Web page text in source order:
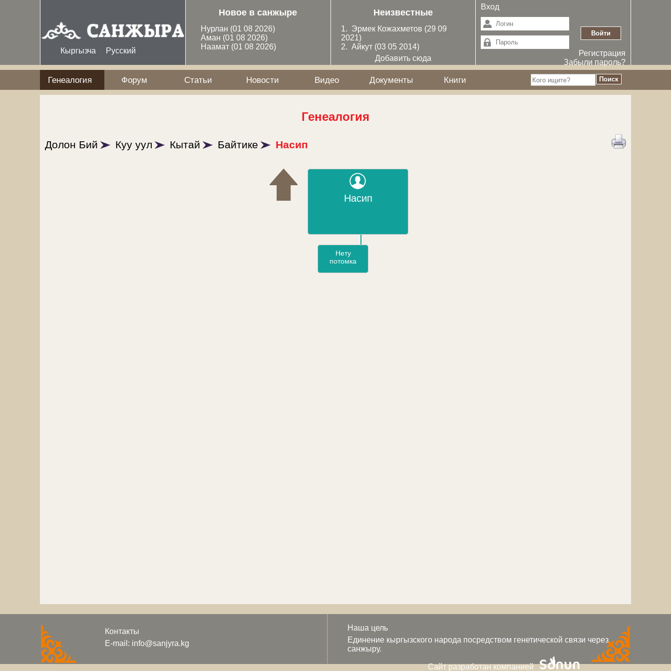
Кыргызча Русский
Новое в санжыре
Нурлан (01 08 2026)
Аман (01 08 2026)
Наамат (01 08 2026)
Неизвестные
1. Эрмек Кожахметов (29 09
2021)
2. Айкут (03 05 2014)
Добавить сюда
Вход
Регистрация
Забыли пароль?
Генеалогия Форум Статьи Новости Видео Документы Книги
Генеалогия
Долон Бий Куу уул Кытай Байтике Насип
Насип
Нету
потомка
Контакты
E-mail: info@sanjyra.kg
Наша цель
Единение кыргызского народа посредством генетической связи через
санжыру.
Сайт разработан компанией